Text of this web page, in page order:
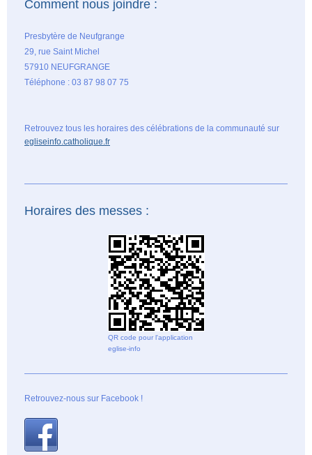
Comment nous joindre :
Presbytère de Neufgrange
29, rue Saint Michel
57910 NEUFGRANGE
Téléphone : 03 87 98 07 75
Retrouvez tous les horaires des célébrations de la communauté sur
egliseinfo.catholique.fr
Horaires des messes :
QR code pour l'application
eglise-info
Retrouvez-nous sur Facebook !